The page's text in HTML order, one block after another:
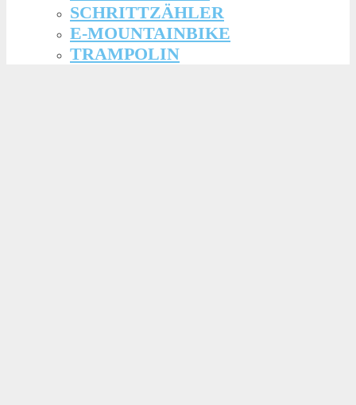
SCHRITTZÄHLER
E-MOUNTAINBIKE
TRAMPOLIN